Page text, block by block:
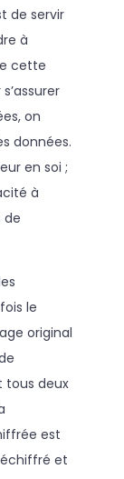
de servir
à
cette
on
données.
en soi ;
à
de
le
original
tous deux
est
et